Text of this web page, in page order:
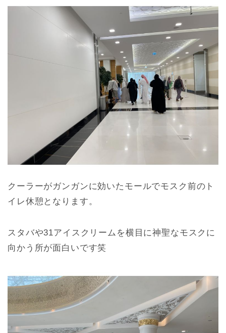
クーラーがガンガンに効いたモールでモスク前のト
イレ休憩となります。
スタバや31アイスクリームを横目に神聖なモスクに
向かう所が面白いです笑